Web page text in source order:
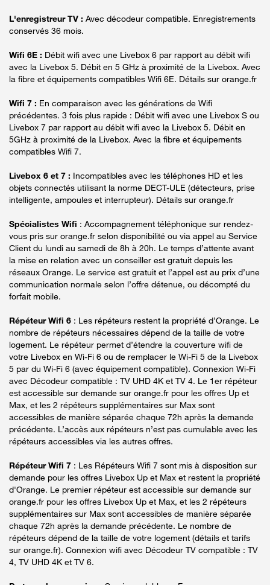
L'enregistreur TV : Avec décodeur compatible. Enregistrements
conservés 36 mois.
Wifi 6E : Débit wifi avec une Livebox 6 par rapport au débit wifi
avec la Livebox 5. Débit en 5 GHz à proximité de la Livebox. Avec
la fibre et équipements compatibles Wifi 6E. Détails sur orange.fr
Wifi 7 : En comparaison avec les générations de Wifi
précédentes. 3 fois plus rapide : Débit wifi avec une Livebox S ou
Livebox 7 par rapport au débit wifi avec la Livebox 5. Débit en
5GHz à proximité de la Livebox. Avec la fibre et équipements
compatibles Wifi 7.
Livebox 6 et 7 : Incompatibles avec les téléphones HD et les
objets connectés utilisant la norme DECT-ULE (détecteurs, prise
intelligente, ampoules et interrupteur). Détails sur orange.fr
Spécialistes Wifi : Accompagnement téléphonique sur rendez-
vous pris sur orange.fr selon disponibilité ou via appel au Service
Client du lundi au samedi de 8h à 20h. Le temps d’attente avant
la mise en relation avec un conseiller est gratuit depuis les
réseaux Orange. Le service est gratuit et l’appel est au prix d’une
communication normale selon l’offre détenue, ou décompté du
forfait mobile.
Répéteur Wifi 6 : Les répéteurs restent la propriété d’Orange. Le
nombre de répéteurs nécessaires dépend de la taille de votre
logement. Le répéteur permet d’étendre la couverture wifi de
votre Livebox en Wi-Fi 6 ou de remplacer le Wi-Fi 5 de la Livebox
5 par du Wi-Fi 6 (avec équipement compatible). Connexion Wi-Fi
avec Décodeur compatible : TV UHD 4K et TV 4. Le 1er répéteur
est accessible sur demande sur orange.fr pour les offres Up et
Max, et les 2 répéteurs supplémentaires sur Max sont
accessibles de manière séparée chaque 72h après la demande
précédente. L’accès aux répéteurs n’est pas cumulable avec les
répéteurs accessibles via les autres offres.
Répéteur Wifi 7 : Les Répéteurs Wifi 7 sont mis à disposition sur
demande pour les offres Livebox Up et Max et restent la propriété
d'Orange. Le premier répéteur est accessible sur demande sur
orange.fr pour les offres Livebox Up et Max, et les 2 répéteurs
supplémentaires sur Max sont accessibles de manière séparée
chaque 72h après la demande précédente. Le nombre de
répéteurs dépend de la taille de votre logement (détails et tarifs
sur orange.fr). Connexion wifi avec Décodeur TV compatible : TV
4, TV UHD 4K et TV 6.